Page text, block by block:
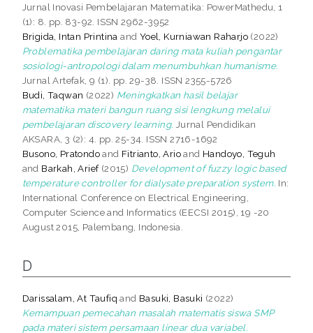
Jurnal Inovasi Pembelajaran Matematika: PowerMathedu, 1
(1): 8. pp. 83-92. ISSN 2962-3952
Brigida, Intan Printina and Yoel, Kurniawan Raharjo (2022)
Problematika pembelajaran daring mata kuliah pengantar
sosiologi-antropologi dalam menumbuhkan humanisme.
Jurnal Artefak, 9 (1). pp. 29-38. ISSN 2355-5726
Budi, Taqwan (2022) Meningkatkan hasil belajar
matematika materi bangun ruang sisi lengkung melalui
pembelajaran discovery learning. Jurnal Pendidikan
AKSARA, 3 (2): 4. pp. 25-34. ISSN 2716-1692
Busono, Pratondoand Fitrianto, Arioand Handoyo, Teguh
and Barkah, Arief(2015) Development of fuzzy logic based
temperature controller for dialysate preparation system. In:
International Conference on Electrical Engineering,
Computer Science and Informatics (EECSI 2015), 19 -20
August 2015, Palembang, Indonesia.
D
Darissalam, At Taufiq and Basuki, Basuki (2022)
Kemampuan pemecahan masalah matematis siswa SMP
pada materi sistem persamaan linear dua variabel.